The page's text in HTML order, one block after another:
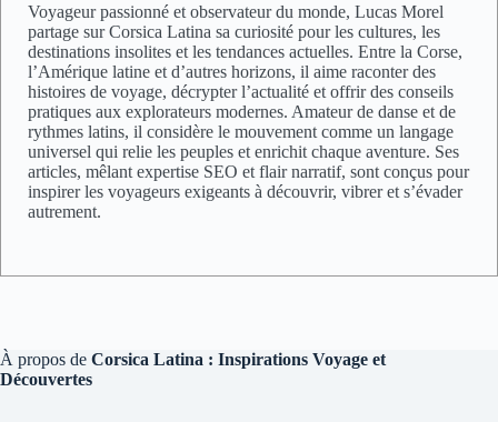
Voyageur passionné et observateur du monde, Lucas Morel
partage sur Corsica Latina sa curiosité pour les cultures, les
destinations insolites et les tendances actuelles. Entre la Corse,
l’Amérique latine et d’autres horizons, il aime raconter des
histoires de voyage, décrypter l’actualité et offrir des conseils
pratiques aux explorateurs modernes. Amateur de danse et de
rythmes latins, il considère le mouvement comme un langage
universel qui relie les peuples et enrichit chaque aventure. Ses
articles, mêlant expertise SEO et flair narratif, sont conçus pour
inspirer les voyageurs exigeants à découvrir, vibrer et s’évader
autrement.
À propos de Corsica Latina : Inspirations Voyage et
Découvertes